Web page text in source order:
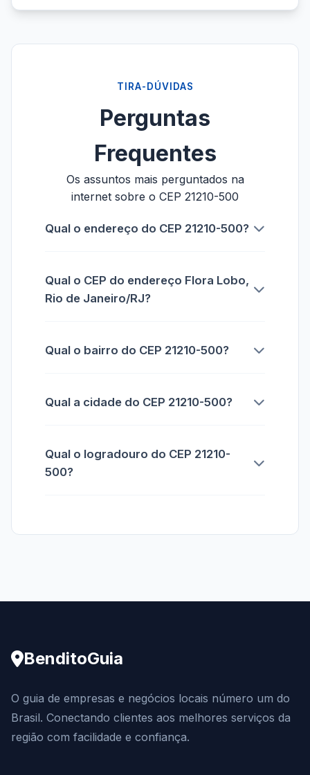
TIRA-DÚVIDAS
Perguntas
Frequentes
Os assuntos mais perguntados na
internet sobre o CEP 21210-500
Qual o endereço do CEP 21210-500?
Qual o CEP do endereço Flora Lobo,
Rio de Janeiro/RJ?
Qual o bairro do CEP 21210-500?
Qual a cidade do CEP 21210-500?
Qual o logradouro do CEP 21210-
500?
BenditoGuia
O guia de empresas e negócios locais número um do
Brasil. Conectando clientes aos melhores serviços da
região com facilidade e confiança.